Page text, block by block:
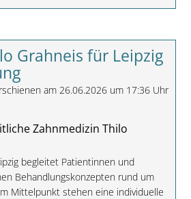
Grahneis für Leipzig
am 26.06.2026 um 17:36 Uhr
Zahnmedizin Thilo
begleitet Patientinnen und
Behandlungskonzepten rund um
Mittelpunkt stehen eine individuelle